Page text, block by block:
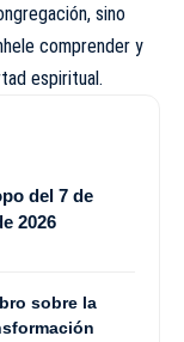
sino
comprender y
espiritual.
del 7 de
2026
sobre la